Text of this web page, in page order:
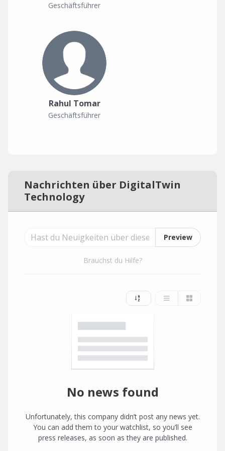
Geschäftsführer
Rahul Tomar
Geschäftsführer
Nachrichten über DigitalTwin
Technology
Preview
Brauchst du Hilfe?
No news found
Unfortunately, this company didn’t post any news yet.
You can add them to your watchlist, so you’ll see
press releases, as soon as they are published.